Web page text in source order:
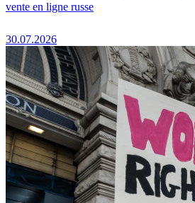
vente en ligne russe
30.07.2026